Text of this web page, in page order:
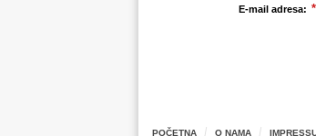
E-mail adresa: *
POČETNA O NAMA